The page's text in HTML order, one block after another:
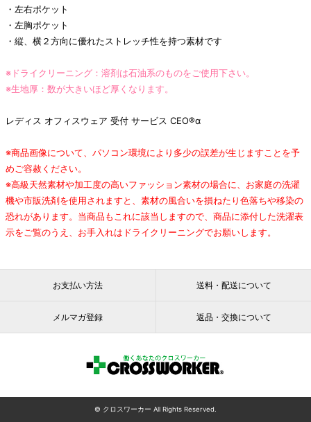
・左右ポケット
・左胸ポケット
・縦、横２方向に優れたストレッチ性を持つ素材です
※ドライクリーニング：溶剤は石油系のものをご使用下さい。
※生地厚：数が大きいほど厚くなります。
レディス オフィスウェア 受付 サービス CEO®α
※商品画像について、パソコン環境により多少の誤差が生じますことを予
めご容赦ください。
※高級天然素材や加工度の高いファッション素材の場合に、お家庭の洗濯
機や市販洗剤を使用されますと、素材の風合いを損ねたり色落ちや移染の
恐れがあります。当商品もこれに該当しますので、商品に添付した洗濯表
示をご覧のうえ、お手入れはドライクリーニングでお願いします。
お支払い方法 送料・配送について
メルマガ登録 返品・交換について
© クロスワーカー All Rights Reserved.